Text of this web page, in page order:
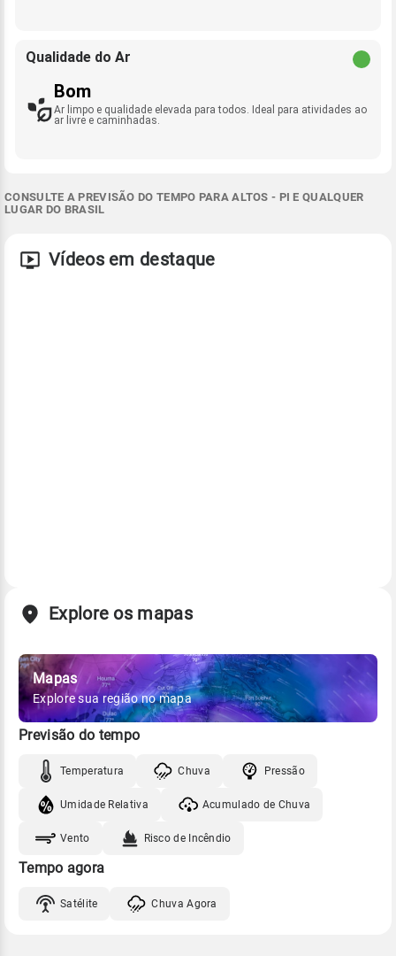
Qualidade do Ar
Bom
Ar limpo e qualidade elevada para todos. Ideal para atividades ao
ar livre e caminhadas.
CONSULTE A PREVISÃO DO TEMPO PARA ALTOS - PI E QUALQUER
LUGAR DO BRASIL
Vídeos em destaque
Explore os mapas
Mapas
Explore sua região no mapa
Previsão do tempo
Temperatura Chuva Pressão
Umidade Relativa Acumulado de Chuva
Vento Risco de Incêndio
Tempo agora
Satélite Chuva Agora